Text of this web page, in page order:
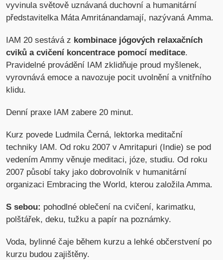
vyvinula světově uznávaná duchovní a humanitární
představitelka Máta Amritánandamají, nazývaná Amma.
IAM 20 sestává z kombinace jógových relaxačních
cviků a cvičení koncentrace pomocí meditace.
Pravidelné provádění IAM zklidňuje proud myšlenek,
vyrovnává emoce a navozuje pocit uvolnění a vnitřního
klidu.
Denní praxe IAM zabere 20 minut.
Kurz povede Ludmila Černá, lektorka meditační
techniky IAM. Od roku 2007 v Amritapuri (Indie) se pod
vedením Ammy věnuje meditaci, józe, studiu. Od roku
2007 působí taky jako dobrovolník v humanitární
organizaci Embracing the World, kterou založila Amma.
S sebou: pohodlné oblečení na cvičení, karimatku,
polštářek, deku, tužku a papír na poznámky.
Voda, bylinné čaje během kurzu a lehké občerstvení po
kurzu budou zajištěny.